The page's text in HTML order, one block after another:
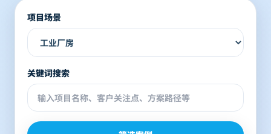
项目场景
关键词搜索